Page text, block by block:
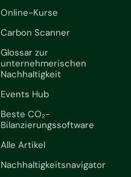
Online-Kurse
Carbon Scanner
Glossar zur
unternehmerischen
Nachhaltigkeit
Events Hub
Beste CO₂-
Bilanzierungssoftware
Alle Artikel
Nachhaltigkeitsnavigator